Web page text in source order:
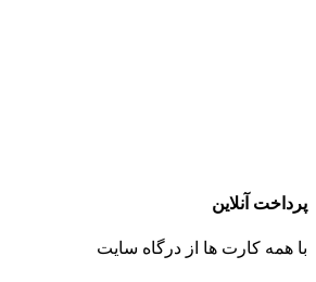
پرداخت آنلاین
با همه کارت ها از درگاه سایت